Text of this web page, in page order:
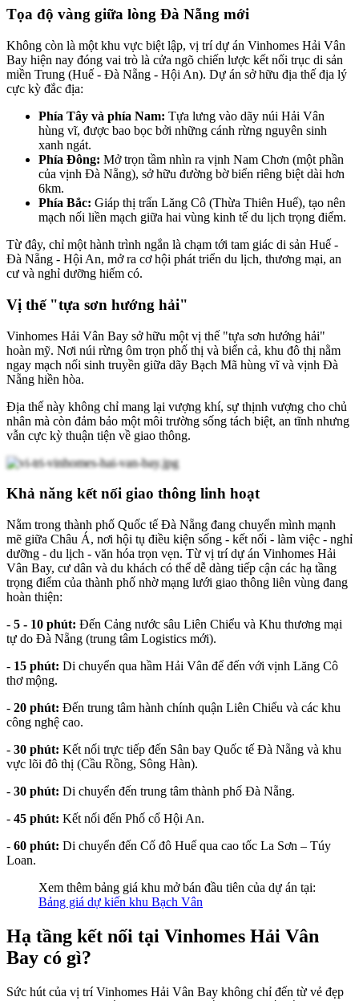
Tọa độ vàng giữa lòng Đà Nẵng mới
Không còn là một khu vực biệt lập, vị trí dự án Vinhomes Hải Vân
Bay hiện nay đóng vai trò là cửa ngõ chiến lược kết nối trục di sản
miền Trung (Huế - Đà Nẵng - Hội An). Dự án sở hữu địa thế địa lý
cực kỳ đắc địa:
Phía Tây và phía Nam: Tựa lưng vào dãy núi Hải Vân
hùng vĩ, được bao bọc bởi những cánh rừng nguyên sinh
xanh ngát.
Phía Đông: Mở trọn tầm nhìn ra vịnh Nam Chơn (một phần
của vịnh Đà Nẵng), sở hữu đường bờ biển riêng biệt dài hơn
6km.
Phía Bắc: Giáp thị trấn Lăng Cô (Thừa Thiên Huế), tạo nên
mạch nối liền mạch giữa hai vùng kinh tế du lịch trọng điểm.
Từ đây, chỉ một hành trình ngắn là chạm tới tam giác di sản Huế -
Đà Nẵng - Hội An, mở ra cơ hội phát triển du lịch, thương mại, an
cư và nghỉ dưỡng hiếm có.
Vị thế "tựa sơn hướng hải"
Vinhomes Hải Vân Bay sở hữu một vị thế "tựa sơn hướng hải"
hoàn mỹ. Nơi núi rừng ôm trọn phố thị và biển cả, khu đô thị nằm
ngay mạch nối sinh truyền giữa dãy Bạch Mã hùng vĩ và vịnh Đà
Nẵng hiền hòa.
Địa thế này không chỉ mang lại vượng khí, sự thịnh vượng cho chủ
nhân mà còn đảm bảo một môi trường sống tách biệt, an tĩnh nhưng
vẫn cực kỳ thuận tiện về giao thông.
Khả năng kết nối giao thông linh hoạt
Nằm trong thành phố Quốc tế Đà Nẵng đang chuyển mình mạnh
mẽ giữa Châu Á, nơi hội tụ điều kiện sống - kết nối - làm việc - nghỉ
dưỡng - du lịch - văn hóa trọn vẹn. Từ vị trí dự án Vinhomes Hải
Vân Bay, cư dân và du khách có thể dễ dàng tiếp cận các hạ tầng
trọng điểm của thành phố nhờ mạng lưới giao thông liên vùng đang
hoàn thiện:
- 5 - 10 phút: Đến Cảng nước sâu Liên Chiểu và Khu thương mại
tự do Đà Nẵng (trung tâm Logistics mới).
- 15 phút: Di chuyển qua hầm Hải Vân để đến với vịnh Lăng Cô
thơ mộng.
- 20 phút: Đến trung tâm hành chính quận Liên Chiểu và các khu
công nghệ cao.
- 30 phút: Kết nối trực tiếp đến Sân bay Quốc tế Đà Nẵng và khu
vực lõi đô thị (Cầu Rồng, Sông Hàn).
- 30 phút: Di chuyển đến trung tâm thành phố Đà Nẵng.
- 45 phút: Kết nối đến Phố cổ Hội An.
- 60 phút: Di chuyển đến Cố đô Huế qua cao tốc La Sơn – Túy
Loan.
Xem thêm bảng giá khu mở bán đầu tiên của dự án tại:
Bảng giá dự kiến khu Bạch Vân
Hạ tầng kết nối tại Vinhomes Hải Vân
Bay có gì?
Sức hút của vị trí Vinhomes Hải Vân Bay không chỉ đến từ vẻ đẹp